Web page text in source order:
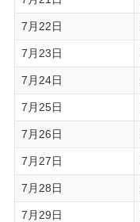
7月22日
7月23日
7月24日
7月25日
7月26日
7月27日
7月28日
7月29日